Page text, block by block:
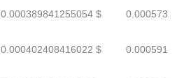
0.000389841255054 $
0.000402408416022 $